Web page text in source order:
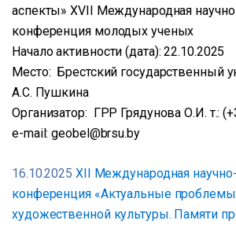
аспекты» XVII Международная
конференция молодых ученых
Начало активности (дата): 22.10.2025
Место: Брестский государственный
А.С. Пушкина
Организатор: ГРР Грядунова О.И. т.:
e-mail: geobel@brsu.by
16.10.2025 XІІ Международная
конференция «Актуальные
художественной культуры. Памяти